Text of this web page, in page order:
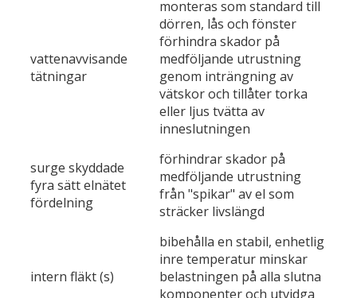
vattenavvisande
tätningar
monteras som standard till
dörren, lås och fönster
förhindra skador på
medföljande utrustning
genom inträngning av
vätskor och tillåter torka
eller ljus tvätta av
inneslutningen
surge skyddade
fyra sätt elnätet
fördelning
förhindrar skador på
medföljande utrustning
från "spikar" av el som
sträcker livslängd
intern fläkt (s)
bibehålla en stabil, enhetlig
inre temperatur minskar
belastningen på alla slutna
komponenter och utvidga